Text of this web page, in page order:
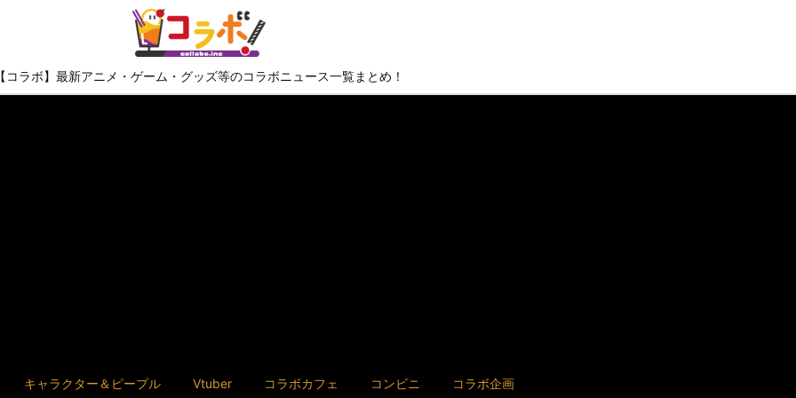
【コラボ】最新アニメ・ゲーム・グッズ等のコラボニュース一覧まとめ！
キャラクター＆ピープル Vtuber コラボカフェ コンビニ コラボ企画